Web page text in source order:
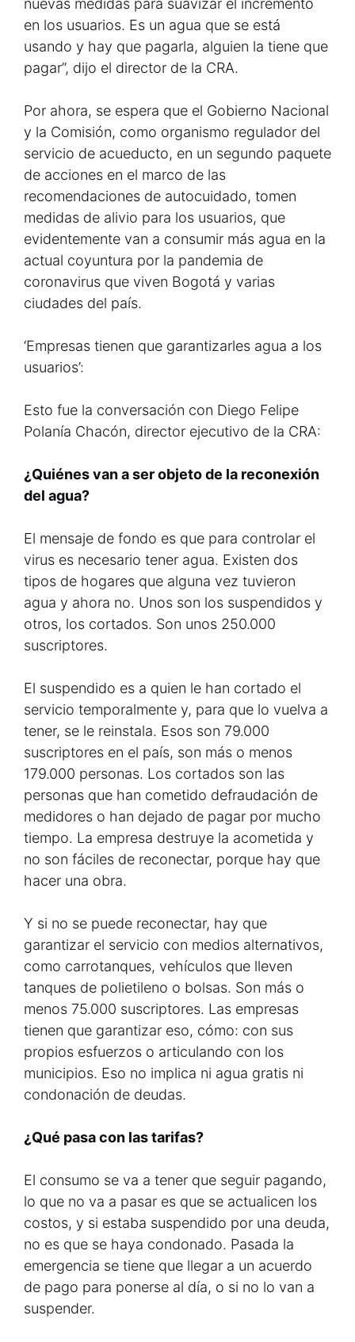
nuevas medidas para suavizar el incremento
en los usuarios. Es un agua que se está
usando y hay que pagarla, alguien la tiene que
pagar”, dijo el director de la CRA.
Por ahora, se espera que el Gobierno Nacional
y la Comisión, como organismo regulador del
servicio de acueducto, en un segundo paquete
de acciones en el marco de las
recomendaciones de autocuidado, tomen
medidas de alivio para los usuarios, que
evidentemente van a consumir más agua en la
actual coyuntura por la pandemia de
coronavirus que viven Bogotá y varias
ciudades del país.
‘Empresas tienen que garantizarles agua a los
usuarios’:
Esto fue la conversación con Diego Felipe
Polanía Chacón, director ejecutivo de la CRA:
¿Quiénes van a ser objeto de la reconexión
del agua?
El mensaje de fondo es que para controlar el
virus es necesario tener agua. Existen dos
tipos de hogares que alguna vez tuvieron
agua y ahora no. Unos son los suspendidos y
otros, los cortados. Son unos 250.000
suscriptores.
El suspendido es a quien le han cortado el
servicio temporalmente y, para que lo vuelva a
tener, se le reinstala. Esos son 79.000
suscriptores en el país, son más o menos
179.000 personas. Los cortados son las
personas que han cometido defraudación de
medidores o han dejado de pagar por mucho
tiempo. La empresa destruye la acometida y
no son fáciles de reconectar, porque hay que
hacer una obra.
Y si no se puede reconectar, hay que
garantizar el servicio con medios alternativos,
como carrotanques, vehículos que lleven
tanques de polietileno o bolsas. Son más o
menos 75.000 suscriptores. Las empresas
tienen que garantizar eso, cómo: con sus
propios esfuerzos o articulando con los
municipios. Eso no implica ni agua gratis ni
condonación de deudas.
¿Qué pasa con las tarifas?
El consumo se va a tener que seguir pagando,
lo que no va a pasar es que se actualicen los
costos, y si estaba suspendido por una deuda,
no es que se haya condonado. Pasada la
emergencia se tiene que llegar a un acuerdo
de pago para ponerse al día, o si no lo van a
suspender.